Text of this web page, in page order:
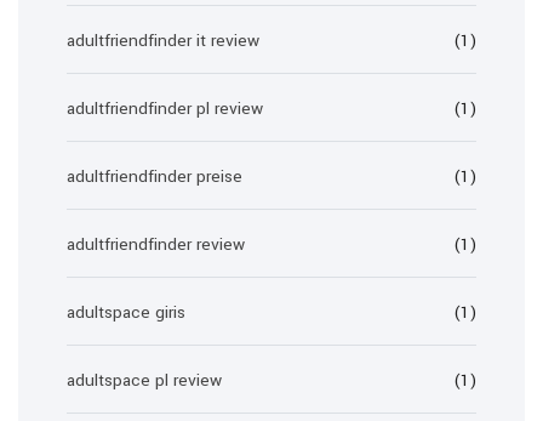
adultfriendfinder it review (1)
adultfriendfinder pl review (1)
adultfriendfinder preise (1)
adultfriendfinder review (1)
adultspace giris (1)
adultspace pl review (1)